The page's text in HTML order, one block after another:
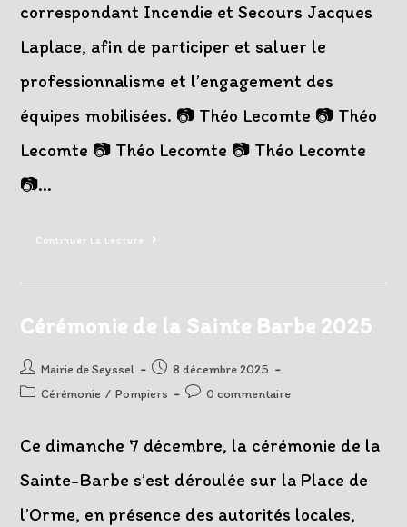
correspondant Incendie et Secours Jacques
Laplace, afin de participer et saluer le
professionnalisme et l’engagement des
équipes mobilisées. 📷 Théo Lecomte 📷 Théo
Lecomte 📷 Théo Lecomte 📷 Théo Lecomte
📷…
Continuer La Lecture
Manœuvre
Cérémonie de la Sainte Barbe 2025
Auteur/autrice
de
Mairie de Seyssel
Post
published:
8 décembre 2025
PostCérémonie / Pompiers
Post0 commentaire
Ce dimanche 7 décembre, la cérémonie de la
Sainte-Barbe s’est déroulée sur la Place de
l’Orme, en présence des autorités locales,